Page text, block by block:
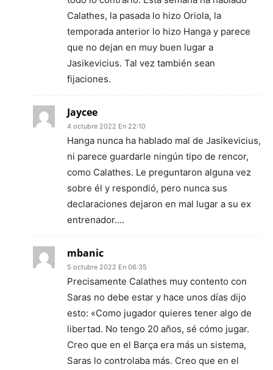
Calathes, la pasada lo hizo Oriola, la
temporada anterior lo hizo Hanga y parece
que no dejan en muy buen lugar a
Jasikevicius. Tal vez también sean
fijaciones.
Jaycee
4 octubre 2022 En 22:10
Hanga nunca ha hablado mal de Jasikevicius,
ni parece guardarle ningún tipo de rencor,
como Calathes. Le preguntaron alguna vez
sobre él y respondió, pero nunca sus
declaraciones dejaron en mal lugar a su ex
entrenador….
mbanic
5 octubre 2022 En 06:35
Precisamente Calathes muy contento con
Saras no debe estar y hace unos días dijo
esto: «Como jugador quieres tener algo de
libertad. No tengo 20 años, sé cómo jugar.
Creo que en el Barça era más un sistema,
Saras lo controlaba más. Creo que en el